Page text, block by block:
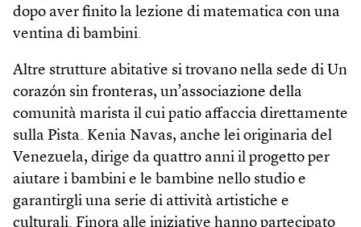
dopo aver finito la lezione di matematica con una
ventina di bambini.
Altre strutture abitative si trovano nella sede di Un
corazón sin fronteras, un’associazione della
comunità marista il cui patio affaccia direttamente
sulla Pista. Kenia Navas, anche lei originaria del
Venezuela, dirige da quattro anni il progetto per
aiutare i bambini e le bambine nello studio e
garantirgli una serie di attività artistiche e
culturali. Finora alle iniziative hanno partecipato